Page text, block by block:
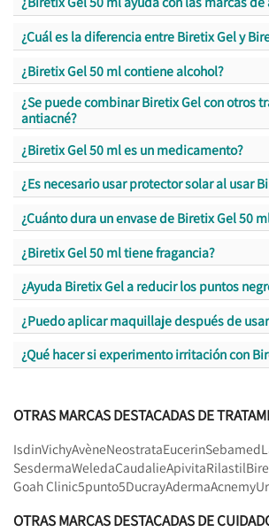
¿Cuál es la diferencia entre Biretix Gel y
¿Biretix Gel 50 ml contiene alcohol?
¿Se puede combinar Biretix Gel con otros
antiacné?
¿Biretix Gel 50 ml es un medicamento?
¿Es necesario usar protector solar al usar
¿Cuánto dura un envase de Biretix Gel 50
¿Biretix Gel 50 ml tiene fragancia?
¿Ayuda Biretix Gel a reducir los puntos
¿Puedo aplicar maquillaje después de
¿Qué hacer si experimento irritación con
OTRAS MARCAS DESTACADAS DE
IsdinVichyAvèneNeostrataEucerinSebamed
SesdermaWeledaCaudalieApivitaRilastil
Goah Clinic5punto5DucrayAdermaAcnemy
OTRAS MARCAS DESTACADAS DE